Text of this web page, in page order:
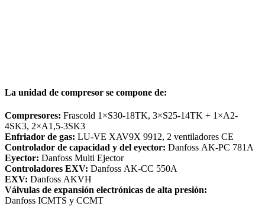
La unidad de compresor se compone de:
Compresores: Frascold 1×S30-18TK, 3×S25-14TK + 1×A2-
4SK3, 2×A1,5-3SK3
Enfriador de gas: LU-VE XAV9X 9912, 2 ventiladores CE
Controlador de capacidad y del eyector: Danfoss AK-PC 781A
Eyector: Danfoss Multi Ejector
Controladores EXV: Danfoss AK-CC 550A
EXV: Danfoss AKVH
Válvulas de expansión electrónicas de alta presión:
Danfoss ICMTS y CCMT